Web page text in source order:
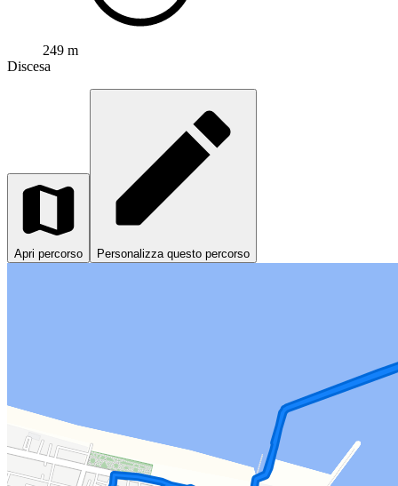
249 m
Discesa
Apri percorso Personalizza questo percorso